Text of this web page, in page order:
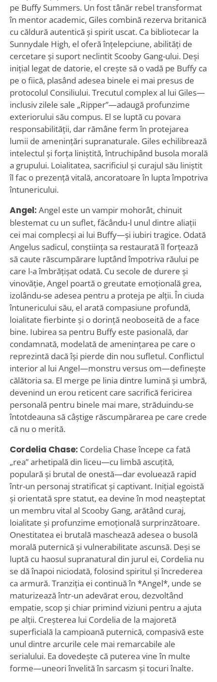
pe Buffy Summers. Un fost tânăr rebel transformat
în mentor academic, Giles combină rezerva britanică
cu căldură autentică și spirit uscat. Ca bibliotecar la
Sunnydale High, el oferă înțelepciune, abilități de
cercetare și suport neclintit Scooby Gang-ului. Deși
inițial legat de datorie, el crește să o vadă pe Buffy ca
pe o fiică, plasând adesea binele ei mai presus de
protocolul Consiliului. Trecutul complex al lui Giles—
inclusiv zilele sale „Ripper”—adaugă profunzime
exteriorului său compus. El se luptă cu povara
responsabilității, dar rămâne ferm în protejarea
lumii de amenințări supranaturale. Giles echilibrează
intelectul și forța liniștită, întruchipând busola morală
a grupului. Loialitatea, sacrificiul și curajul său liniștit
îl fac o prezență vitală, ancoratoare în lupta împotriva
întunericului.
Angel: Angel este un vampir mohorât, chinuit
blestemat cu un suflet, făcându-l unul dintre aliații
cei mai complecși ai lui Buffy—și iubiri tragice. Odată
Angelus sadicul, conștiința sa restaurată îl forțează
să caute răscumpărare luptând împotriva răului pe
care l-a îmbrățișat odată. Cu secole de durere și
vinovăție, Angel poartă o greutate emoțională grea,
izolându-se adesea pentru a proteja pe alții. În ciuda
întunericului său, el arată compasiune profundă,
loialitate fierbinte și o dorință neoboseită de a face
bine. Iubirea sa pentru Buffy este pasională, dar
condamnată, modelată de amenințarea pe care o
reprezintă dacă își pierde din nou sufletul. Conflictul
interior al lui Angel—monstru versus om—definește
călătoria sa. El merge pe linia dintre lumină și umbră,
devenind un erou reticent care sacrifică fericirea
personală pentru binele mai mare, străduindu-se
întotdeauna să câștige răscumpărarea pe care crede
că nu o merită.
Cordelia Chase: Cordelia Chase începe ca fată
„rea” arhetipală din liceu—cu limbă ascuțită,
populară și brutal de onestă—dar evoluează rapid
într-un personaj stratificat și captivant. Inițial egoistă
și orientată spre statut, ea devine în mod neașteptat
un membru vital al Scooby Gang, arătând curaj,
loialitate și profunzime emoțională surprinzătoare.
Onestitatea ei brutală maschează adesea o busolă
morală puternică și vulnerabilitate ascunsă. Deși se
luptă cu haosul supranatural din jurul ei, Cordelia nu
se dă înapoi niciodată, folosind spiritul și încrederea
ca armură. Tranziția ei continuă în *Angel*, unde se
maturizează într-un adevărat erou, dezvoltând
empatie, scop și chiar primind viziuni pentru a ajuta
pe alții. Creșterea lui Cordelia de la majoretă
superficială la campioană puternică, compasivă este
unul dintre arcurile cele mai remarcabile ale
serialului. Ea dovedește că puterea vine în multe
forme—uneori învelită în sarcasm și tocuri înalte.